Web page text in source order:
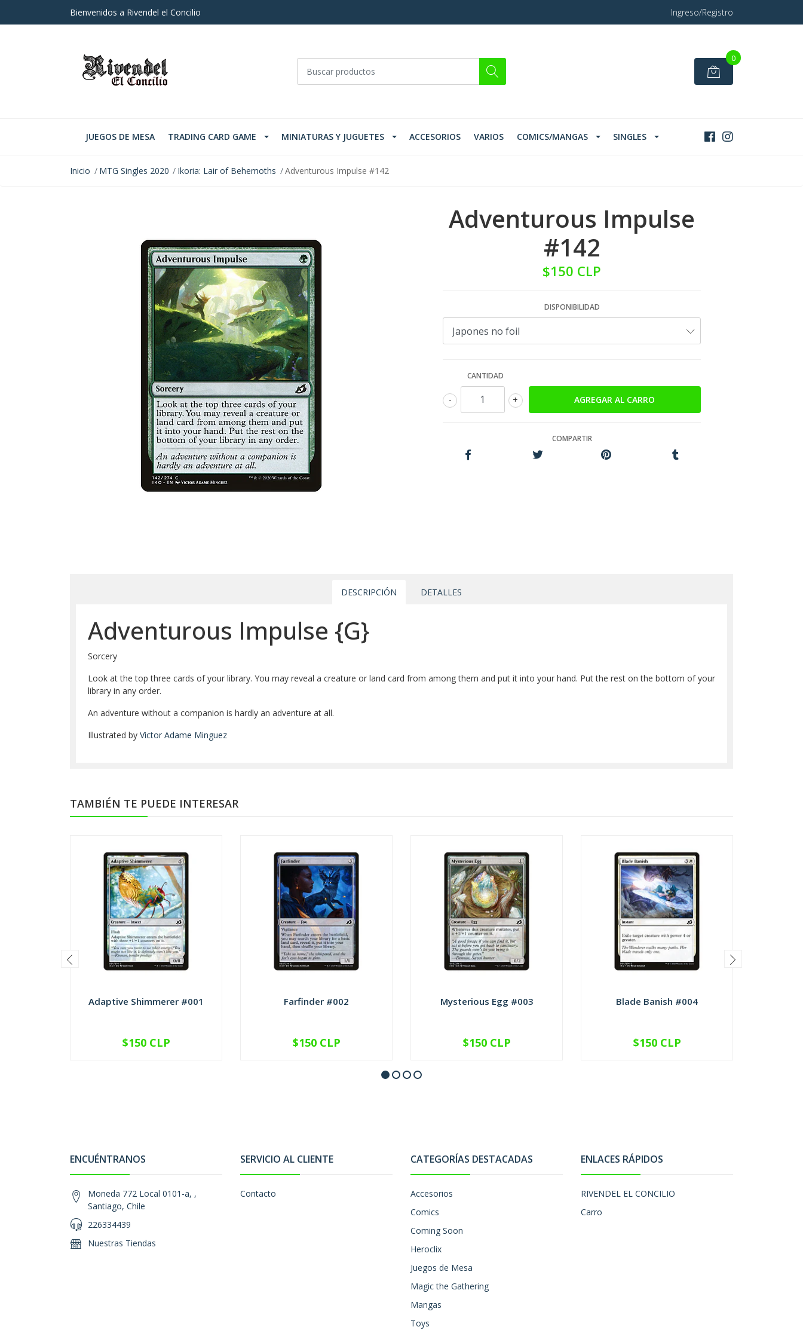
Bienvenidos a Rivendel el Concilio Ingreso/Registro
0
JUEGOS DE MESA TRADING CARD GAME MINIATURAS Y JUGUETES ACCESORIOS VARIOS COMICS/MANGAS SINGLES
Inicio MTG Singles 2020 Ikoria: Lair of Behemoths Adventurous Impulse #142
Adventurous Impulse
#142
$150 CLP
DISPONIBILIDAD
CANTIDAD
+
-
COMPARTIR
DESCRIPCIÓN DETALLES
Adventurous Impulse {G}
Sorcery
Look at the top three cards of your library. You may reveal a creature or land card from among them and put it into your hand. Put the rest on the bottom of your
library in any order.
An adventure without a companion is hardly an adventure at all.
Illustrated by Victor Adame Minguez
TAMBIÉN TE PUEDE INTERESAR
Adaptive Shimmerer #001
VER OPCIONES
$150 CLP
Farfinder #002
VER OPCIONES
$150 CLP
Mysterious Egg #003
VER OPCIONES
$150 CLP
Blade Banish #004
VER OPCIONES
$150 CLP
ENCUÉNTRANOS
Moneda 772 Local 0101-a, ,
Santiago, Chile
226334439
Nuestras Tiendas
SERVICIO AL CLIENTE
Contacto
CATEGORÍAS DESTACADAS
Accesorios
Comics
Coming Soon
Heroclix
Juegos de Mesa
Magic the Gathering
Mangas
Toys
ENLACES RÁPIDOS
RIVENDEL EL CONCILIO
Carro